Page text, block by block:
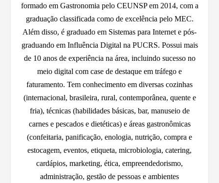
formado em Gastronomia pelo CEUNSP em 2014, com a
graduação classificada como de excelência pelo MEC.
Além disso, é graduado em Sistemas para Internet e pós-
graduando em Influência Digital na PUCRS. Possui mais
de 10 anos de experiência na área, incluindo sucesso no
meio digital com case de destaque em tráfego e
faturamento. Tem conhecimento em diversas cozinhas
(internacional, brasileira, rural, contemporânea, quente e
fria), técnicas (habilidades básicas, bar, manuseio de
carnes e pescados e dietéticas) e áreas gastronômicas
(confeitaria, panificação, enologia, nutrição, compra e
estocagem, eventos, etiqueta, microbiologia, catering,
cardápios, marketing, ética, empreendedorismo,
administração, gestão de pessoas e ambientes